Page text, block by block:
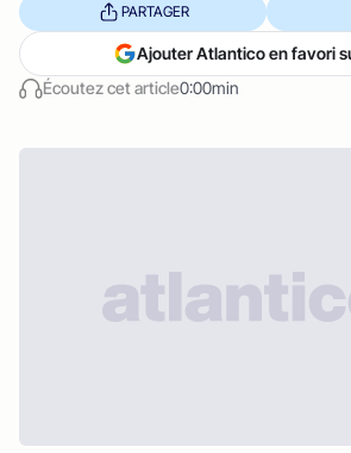
Écoutez cet article0:00min
PARTAGER
Ajouter Atlantico en favori